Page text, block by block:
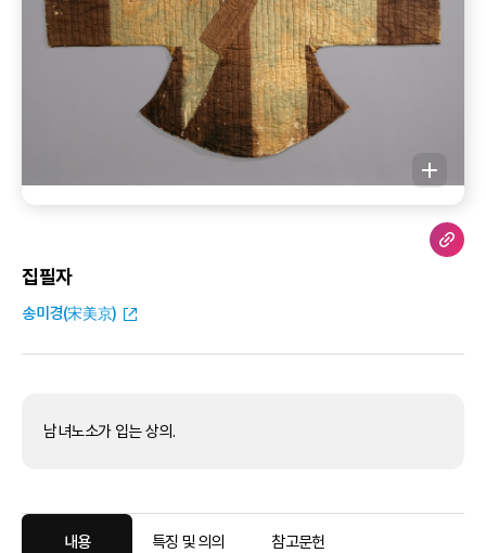
집필자
송미경(宋美京)
남녀노소가 입는 상의.
내용 특징 및 의의 참고문헌